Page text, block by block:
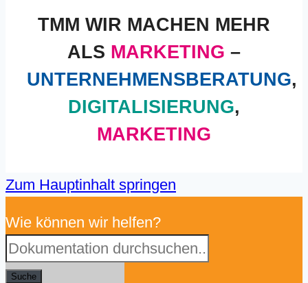
TMM WIR MACHEN MEHR
ALS MARKETING –
UNTERNEHMENSBERATUNG,
DIGITALISIERUNG,
MARKETING
Zum Hauptinhalt springen
Wie können wir helfen?
Suche